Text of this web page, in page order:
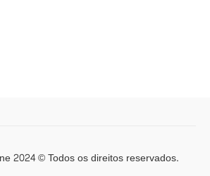
2024 © Todos os direitos reservados.